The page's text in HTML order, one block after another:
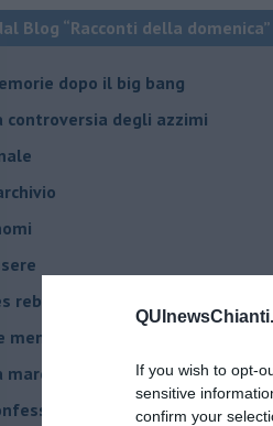
If you wish to opt-
sensitive
confirm your
Blog “Racconti della
dopo il big bang
controversia degli azzimi
rebus
mente
marcia
del pappagallo